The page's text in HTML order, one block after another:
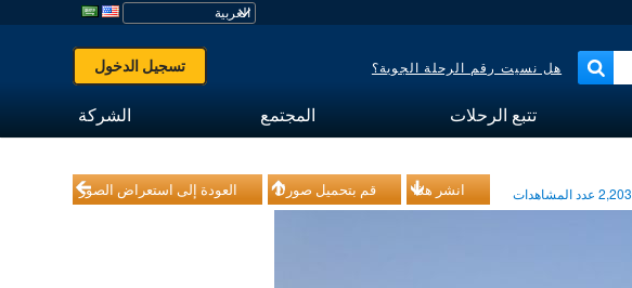
هل نسيت رقم الرحلة الجوية؟ تسجيل الدخول
تتبع الرحلات المجتمع الشركة
العودة إلى استعراض الصور قم بتحميل صورك انشر هذا 2,203عدد المشاهدات